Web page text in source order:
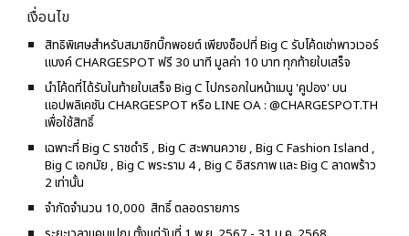
เงื่อนไข
สิทธิพิเศษสำหรับสมาชิกบิ๊กพอยต์เพียงช็อปที่ Big C รับโค้ดเช่าพาวเวอร์
แบงค์ CHARGESPOT ฟรี 30 นาที มูลค่า 10 บาท ทุกท้ายใบเสร็จ
นำโค้ดที่ได้รับในท้ายใบเสร็จ Big C ไปกรอกในหน้าเมนู 'คูปอง' บน
แอปพลิเคชัน CHARGESPOT หรือ LINE OA : @CHARGESPOT.TH
เพื่อใช้สิทธิ์
เฉพาะที่ Big C ราชดำริ , Big C สะพานควาย , Big C Fashion Island ,
Big C เอกมัย , Big C พระราม 4 , Big C อิสรภาพ และ Big C ลาดพร้าว
2 เท่านั้น
จำกัดจำนวน 10,000 สิทธิ์ ตลอดรายการ